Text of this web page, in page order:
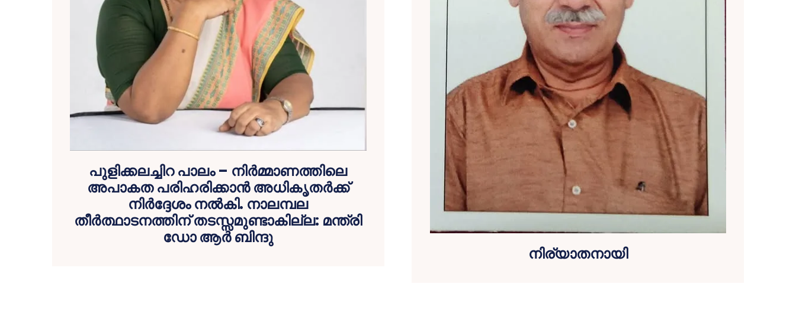
പുളിക്കലച്ചിറ പാലം – നിർമ്മാണത്തിലെ
അപാകത പരിഹരിക്കാൻ അധികൃതർക്ക്
നിർദ്ദേശം നൽകി. നാലമ്പല
തീർത്ഥാടനത്തിന് തടസ്സമുണ്ടാകില്ല: മന്ത്രി
ഡോ ആർ ബിന്ദു
നിര്യാതനായി